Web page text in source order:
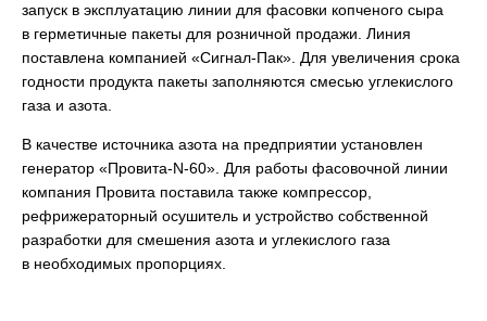
запуск в эксплуатацию линии для фасовки копченого сыра
в герметичные пакеты для розничной продажи. Линия
поставлена компанией «Сигнал-Пак». Для увеличения срока
годности продукта пакеты заполняются смесью углекислого
газа и азота.
В качестве источника азота на предприятии установлен
генератор «Провита-N-60». Для работы фасовочной линии
компания Провита поставила также компрессор,
рефрижераторный осушитель и устройство собственной
разработки для смешения азота и углекислого газа
в необходимых пропорциях.